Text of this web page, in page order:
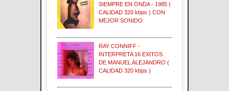
SIEMPRE EN ONDA - 1985 (
CALIDAD 320 kbps ) CON
MEJOR SONIDO
RAY CONNIFF -
INTERPRETA 16 EXITOS
DE MANUEL ALEJANDRO (
CALIDAD 320 kbps )